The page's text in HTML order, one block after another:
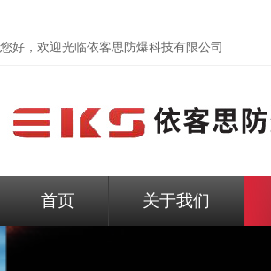
您好，欢迎光临依客思防爆科技有限公司
首页 关于我们